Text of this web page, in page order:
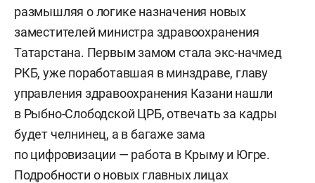
размышляя о логике назначения новых
заместителей министра здравоохранения
Татарстана. Первым замом стала экс-начмед
РКБ, уже поработавшая в минздраве, главу
управления здравоохранения Казани нашли
в Рыбно-Слободской ЦРБ, отвечать за кадры
будет челнинец, а в багаже зама
по цифровизации — работа в Крыму и Югре.
Подробности о новых главных лицах